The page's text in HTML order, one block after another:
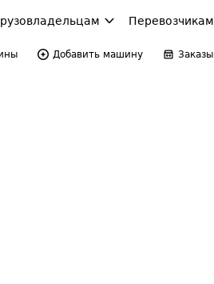
Перевозчикам
Добавить машину Заказы